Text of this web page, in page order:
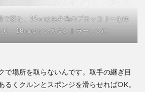
で蕨を、15㎝はお弁当のブロッコリーをゆ
り、18㎝はインスタントラーメンに
で場所を取らないんです。取手の継ぎ目
るくクルンとスポンジを滑らせればOK。